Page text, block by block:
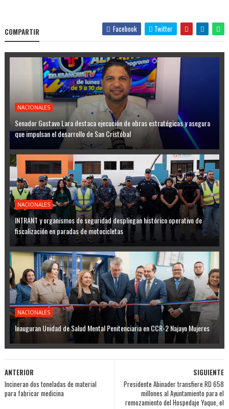
COMPARTIR Facebook Twitter
NACIONALES
Senador Gustavo Lara destaca ejecución de obras estratégicas y asegura
que impulsan el desarrollo de San Cristóbal
NACIONALES
INTRANT y organismos de seguridad despliegan histórico operativo de
fiscalización en paradas de motocicletas
NACIONALES
Inauguran Unidad de Salud Mental Penitenciaria en CCR-2 Najayo Mujeres
SIGUIENTE
Presidente Abinader transfiere RD 658
millones al Ayuntamiento para el
remozamiento del Hospedaje Yaque, el
ANTERIOR
Incineran dos toneladas de material
para fabricar medicina